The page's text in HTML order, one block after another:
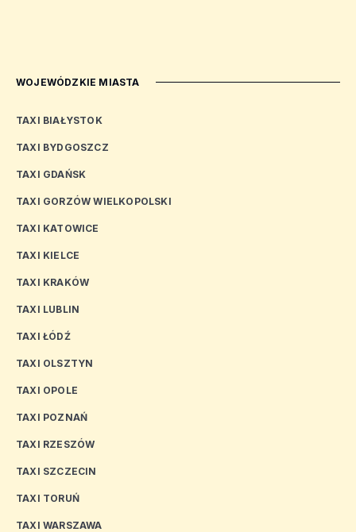
WOJEWÓDZKIE MIASTA
TAXI BIAŁYSTOK
TAXI BYDGOSZCZ
TAXI GDAŃSK
TAXI GORZÓW WIELKOPOLSKI
TAXI KATOWICE
TAXI KIELCE
TAXI KRAKÓW
TAXI LUBLIN
TAXI ŁÓDŹ
TAXI OLSZTYN
TAXI OPOLE
TAXI POZNAŃ
TAXI RZESZÓW
TAXI SZCZECIN
TAXI TORUŃ
TAXI WARSZAWA